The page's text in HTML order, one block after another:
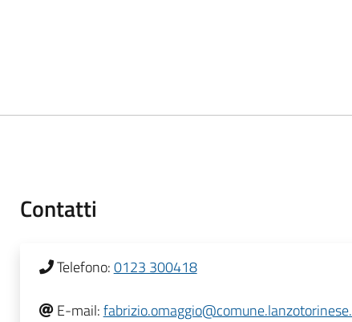
Contatti
Telefono:0123 300418
E-mail: